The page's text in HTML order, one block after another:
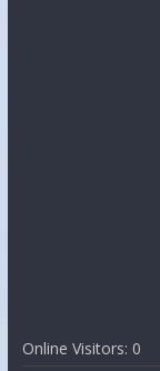
Online Visitors: 0